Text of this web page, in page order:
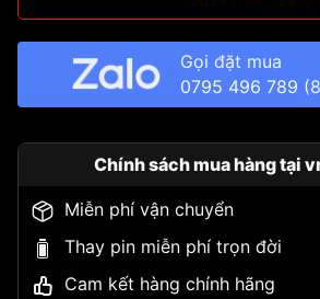
Gọi đặt mua
0795 496 789
Chính sách mua hàng tại
Miễn phí vận chuyển
Thay pin miễn phí trọn đời
Cam kết hàng chính hãng